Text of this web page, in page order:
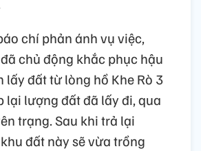
chí phản ánh vụ việc,
chủ động khắc phục hậu
lấy đất từ lòng hồ Khe Rò 3
lại lượng đất đã lấy đi, qua
trạng. Sau khi trả lại
đất này sẽ vừa trồng